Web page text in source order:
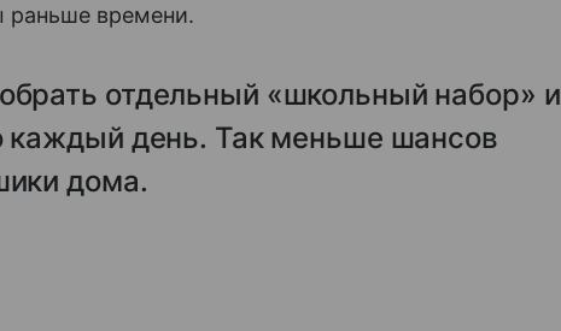
раньше времени.
отдельный «школьный набор» и
каждый день. Так меньше шансов
дома.